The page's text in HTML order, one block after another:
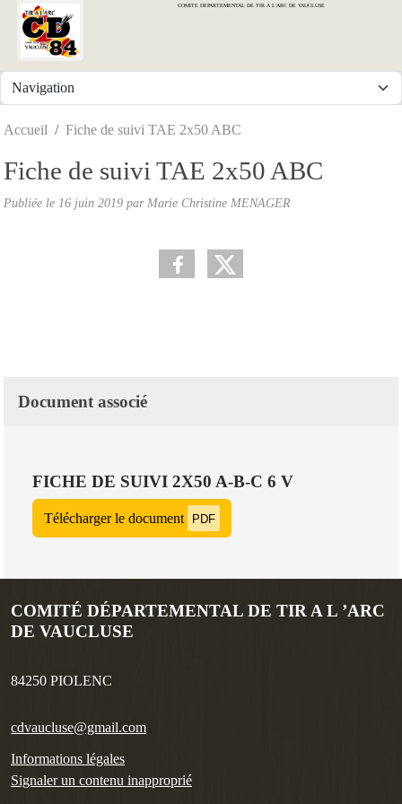
COMITE DEPARTEMENTAL DE TIR A L'ARC DE VAUCLUSE
Accueil Fiche de suivi TAE 2x50 ABC
Fiche de suivi TAE 2x50 ABC
Publiée le 16 juin 2019 par Marie Christine MENAGER
Document associé
FICHE DE SUIVI 2X50 A-B-C 6 V
Télécharger le document PDF
COMITÉ DÉPARTEMENTAL DE TIR A L ’ARC
DE VAUCLUSE
84250 PIOLENC
cdvaucluse@gmail.com
Informations légales
Signaler un contenu inapproprié
Panneau de gestion des cookies